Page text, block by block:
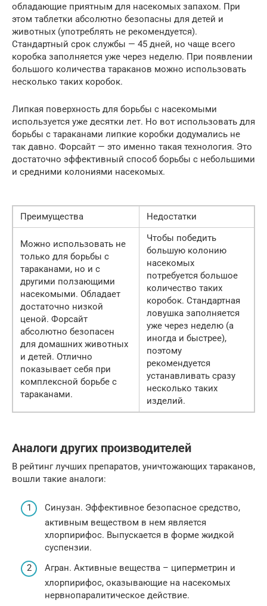
обладающие приятным для насекомых запахом. При
этом таблетки абсолютно безопасны для детей и
животных (употреблять не рекомендуется).
Стандартный срок службы — 45 дней, но чаще всего
коробка заполняется уже через неделю. При появлении
большого количества тараканов можно использовать
несколько таких коробок.
Липкая поверхность для борьбы с насекомыми
используется уже десятки лет. Но вот использовать для
борьбы с тараканами липкие коробки додумались не
так давно. Форсайт — это именно такая технология. Это
достаточно эффективный способ борьбы с небольшими
и средними колониями насекомых.
Преимущества Недостатки
Можно использовать не
только для борьбы с
тараканами, но и с
другими ползающими
насекомыми. Обладает
достаточно низкой
ценой. Форсайт
абсолютно безопасен
для домашних животных
и детей. Отлично
показывает себя при
комплексной борьбе с
тараканами.
Чтобы победить
большую колонию
насекомых
потребуется большое
количество таких
коробок. Стандартная
ловушка заполняется
уже через неделю (а
иногда и быстрее),
поэтому
рекомендуется
устанавливать сразу
несколько таких
изделий.
Аналоги других производителей
В рейтинг лучших препаратов, уничтожающих тараканов,
вошли такие аналоги:
Синузан. Эффективное безопасное средство,
активным веществом в нем является
хлорпирифос. Выпускается в форме жидкой
суспензии.
Агран. Активные вещества – циперметрин и
хлорпирифос, оказывающие на насекомых
нервнопаралитическое действие.